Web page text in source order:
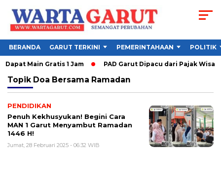
BERANDA GARUT TERKINI PEMERINTAHAAN POLITIK
Main Gratis 1 Jam PAD Garut Dipacu dari Pajak
Topik Doa Bersama Ramadan
PENDIDIKAN
Penuh Kekhusyukan! Begini Cara
MAN 1 Garut Menyambut Ramadan
1446 H!
Jumat, 28 Februari 2025 - 06:32 WIB